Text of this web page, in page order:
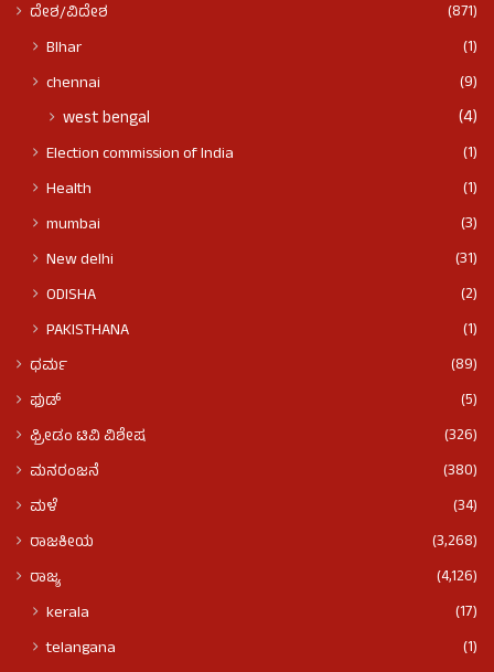
ದೇಶ/ವಿದೇಶ
(871)
BIhar
(1)
chennai
(9)
west bengal (4)
Election commission of India
(1)
Health
(1)
mumbai
(3)
New delhi
(31)
ODISHA
(2)
PAKISTHANA
(1)
ಧರ್ಮ
(89)
ಫುಡ್​​
(5)
ಫ್ರೀಡಂ ಟಿವಿ ವಿಶೇಷ
(326)
ಮನರಂಜನೆ
(380)
ಮಳೆ
(34)
ರಾಜಕೀಯ
(3,268)
ರಾಜ್ಯ
(4,126)
kerala
(17)
telangana
(1)